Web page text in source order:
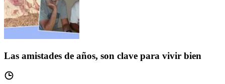
Las amistades de años, son clave para vivir bien